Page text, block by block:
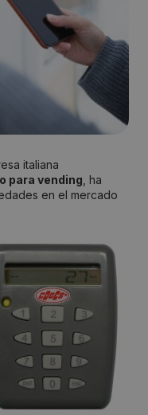
italiana
para vending , ha
en el mercado